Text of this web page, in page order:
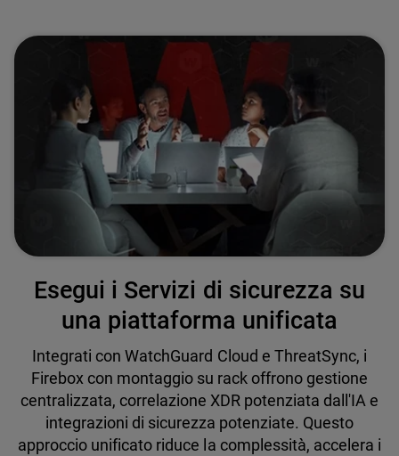
Esegui i Servizi di sicurezza su
una piattaforma unificata
Integrati con WatchGuard Cloud e ThreatSync, i
Firebox con montaggio su rack offrono gestione
centralizzata, correlazione XDR potenziata dall'IA e
integrazioni di sicurezza potenziate. Questo
approccio unificato riduce la complessità, accelera i